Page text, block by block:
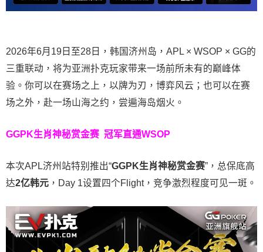
2026年6月19日至28日，韩国济州岛，APL × WSOP × GG的
三重联动，将为亚洲扑克玩家带来一场前所未有的巅峰体
验。 你可以在赛场之上，以牌为刃，博弈风云；也可以在赛
场之外，赴一场山海之约，尝遍海岛烟火。
GGPK生肖神秘赏金赛 冠军直通WSOP
本次APL济州站特别推出“GGPK生肖神秘赏金赛”，总保底高
达2亿韩元 ，Day 1设置四个Flight，竞争激烈程度可见一斑。